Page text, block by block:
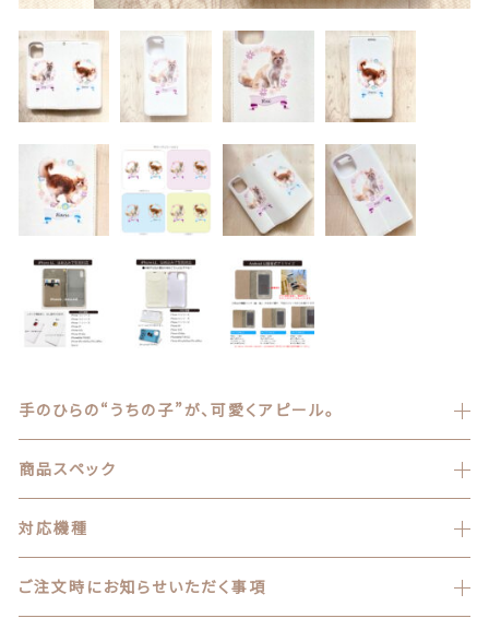
手のひらの“うちの子”が、可愛くアピール。
商品スペック
対応機種
ご注文時にお知らせいただく事項
ランキング
セール商品
新着商品
商品一覧
最近チェックした商品
注文履歴
キーホルダー
マグカップ、雑貨（ブリキ缶等）
アクリルスタンド アクリルフィギュア
バッグ ポーチ
うちの子写真追加、ラッピング
ラッピング
その他
在庫あり セール
並び順